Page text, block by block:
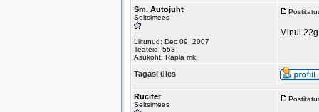
Sm. Autojuht
Seltsimees
Liitunud: Dec 09, 2007
Teateid: 553
Asukoht: Rapla mk.
Minul
Tagasi üles
Rucifer
Seltsimees